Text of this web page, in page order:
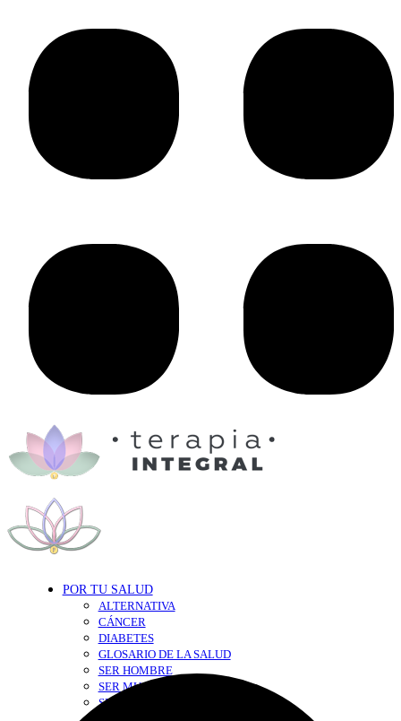
POR TU SALUD
ALTERNATIVA
CÁNCER
DIABETES
GLOSARIO DE LA SALUD
SER HOMBRE
SER MUJER
SEXY-SALUD